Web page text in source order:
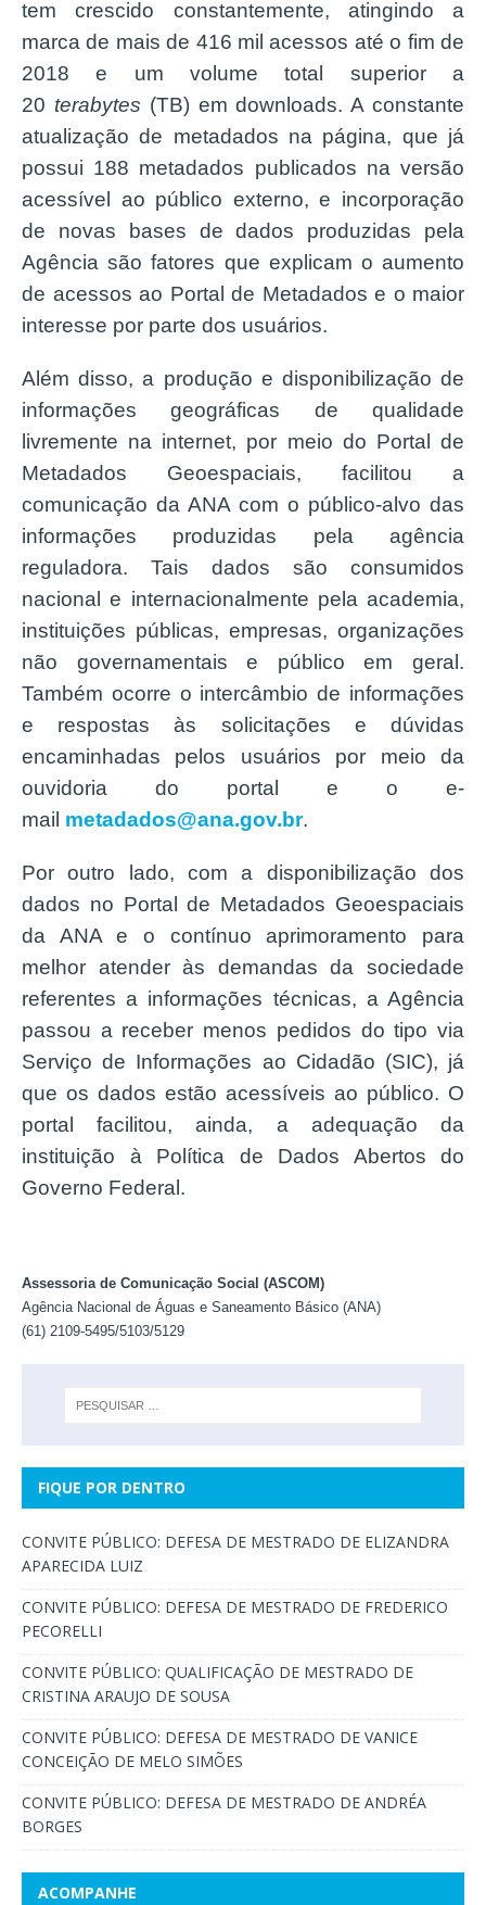
tem crescido constantemente, atingindo a
marca de mais de 416 mil acessos até o fim de
2018 e um volume total superior a
20 terabytes (TB) em downloads. A constante
atualização de metadados na página, que já
possui 188 metadados publicados na versão
acessível ao público externo, e incorporação
de novas bases de dados produzidas pela
Agência são fatores que explicam o aumento
de acessos ao Portal de Metadados e o maior
interesse por parte dos usuários.
Além disso, a produção e disponibilização de
informações geográficas de qualidade
livremente na internet, por meio do Portal de
Metadados Geoespaciais, facilitou a
comunicação da ANA com o público-alvo das
informações produzidas pela agência
reguladora. Tais dados são consumidos
nacional e internacionalmente pela academia,
instituições públicas, empresas, organizações
não governamentais e público em geral.
Também ocorre o intercâmbio de informações
e respostas às solicitações e dúvidas
encaminhadas pelos usuários por meio da
ouvidoria do portal e o e-
mail metadados@ana.gov.br.
Por outro lado, com a disponibilização dos
dados no Portal de Metadados Geoespaciais
da ANA e o contínuo aprimoramento para
melhor atender às demandas da sociedade
referentes a informações técnicas, a Agência
passou a receber menos pedidos do tipo via
Serviço de Informações ao Cidadão (SIC), já
que os dados estão acessíveis ao público. O
portal facilitou, ainda, a adequação da
instituição à Política de Dados Abertos do
Governo Federal.
Assessoria de Comunicação Social (ASCOM)
Agência Nacional de Águas e Saneamento Básico (ANA)
(61) 2109-5495/5103/5129
FIQUE POR DENTRO
CONVITE PÚBLICO: DEFESA DE MESTRADO DE ELIZANDRA
APARECIDA LUIZ
CONVITE PÚBLICO: DEFESA DE MESTRADO DE FREDERICO
PECORELLI
CONVITE PÚBLICO: QUALIFICAÇÃO DE MESTRADO DE
CRISTINA ARAUJO DE SOUSA
CONVITE PÚBLICO: DEFESA DE MESTRADO DE VANICE
CONCEIÇÃO DE MELO SIMÕES
CONVITE PÚBLICO: DEFESA DE MESTRADO DE ANDRÉA
BORGES
ACOMPANHE